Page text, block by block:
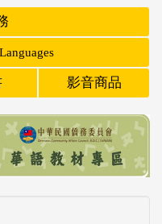
影音商品